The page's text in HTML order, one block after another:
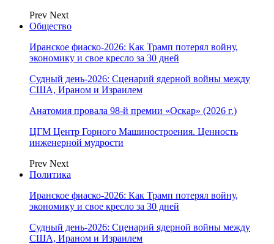
Prev Next
Общество
Иранское фиаско-2026: Как Трамп потерял войну,
экономику и свое кресло за 30 дней
Судный день-2026: Сценарий ядерной войны между
США, Ираном и Израилем
Анатомия провала 98-й премии «Оскар» (2026 г.)
ЦГМ Центр Горного Машиностроения. Ценность
инженерной мудрости
Prev Next
Политика
Иранское фиаско-2026: Как Трамп потерял войну,
экономику и свое кресло за 30 дней
Судный день-2026: Сценарий ядерной войны между
США, Ираном и Израилем